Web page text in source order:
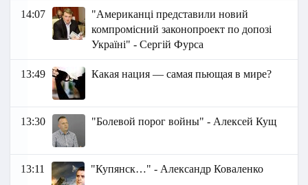
14:07
"Американці представили новий
компромісний законопроект по допозі
Україні" - Сергій Фурса
13:49 Какая нация — самая пьющая в мире?
13:30 "Болевой порог войны" - Алексей Кущ
13:11 "Купянск…" - Александр Коваленко